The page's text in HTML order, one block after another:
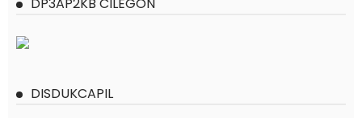
DISDUKCAPIL